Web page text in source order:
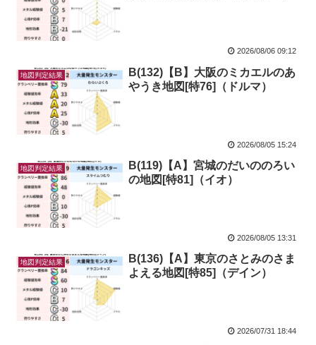
2026/08/06 09:12
地図判定結果
B(132)【B】大阪のミカエルのあ
やうき地図[特76]（ドルマ）
2026/08/05 15:24
地図判定結果
B(119)【A】宮城のだいののろい
の地図[特81]（イオ）
2026/08/05 13:31
地図判定結果
B(136)【A】東京のさとみのさま
よえる地図[特85]（デイン）
2026/07/31 18:44